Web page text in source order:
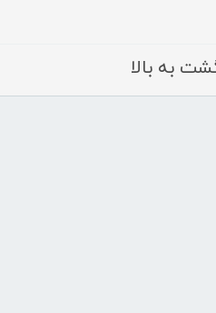
به بالا